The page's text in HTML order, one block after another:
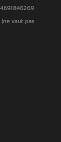
vaut pas